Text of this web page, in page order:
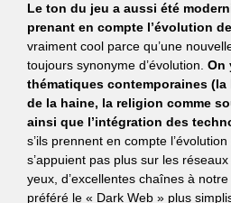
Le ton du jeu a aussi été
prenant en compte l’évolution
vraiment cool parce qu’une
toujours synonyme d’évolution. On
thématiques contemporaines
de la haine, la religion comme
ainsi que l’intégration des
s’ils prennent en compte
s’appuient pas plus sur les
yeux, d’excellentes chaînes à
préféré le « Dark Web » plus